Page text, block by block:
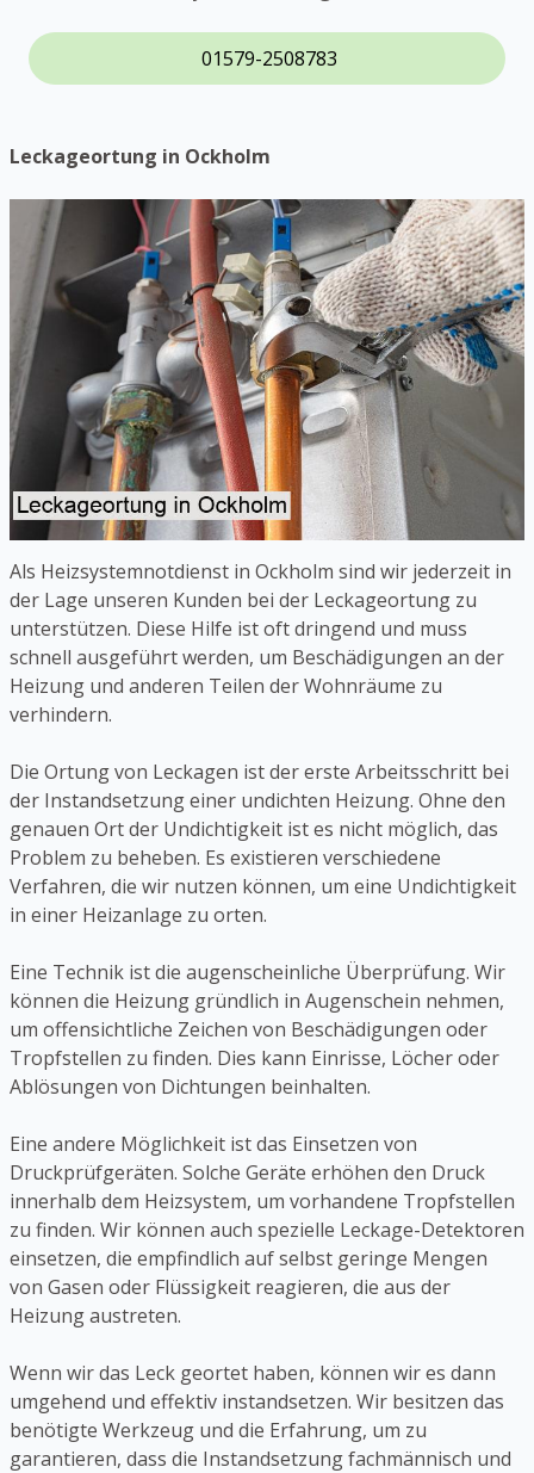
01579-2508783
Leckageortung in Ockholm
Als Heizsystemnotdienst in Ockholm sind wir jederzeit in
der Lage unseren Kunden bei der Leckageortung zu
unterstützen. Diese Hilfe ist oft dringend und muss
schnell ausgeführt werden, um Beschädigungen an der
Heizung und anderen Teilen der Wohnräume zu
verhindern.
Die Ortung von Leckagen ist der erste Arbeitsschritt bei
der Instandsetzung einer undichten Heizung. Ohne den
genauen Ort der Undichtigkeit ist es nicht möglich, das
Problem zu beheben. Es existieren verschiedene
Verfahren, die wir nutzen können, um eine Undichtigkeit
in einer Heizanlage zu orten.
Eine Technik ist die augenscheinliche Überprüfung. Wir
können die Heizung gründlich in Augenschein nehmen,
um offensichtliche Zeichen von Beschädigungen oder
Tropfstellen zu finden. Dies kann Einrisse, Löcher oder
Ablösungen von Dichtungen beinhalten.
Eine andere Möglichkeit ist das Einsetzen von
Druckprüfgeräten. Solche Geräte erhöhen den Druck
innerhalb dem Heizsystem, um vorhandene Tropfstellen
zu finden. Wir können auch spezielle Leckage-Detektoren
einsetzen, die empfindlich auf selbst geringe Mengen
von Gasen oder Flüssigkeit reagieren, die aus der
Heizung austreten.
Wenn wir das Leck geortet haben, können wir es dann
umgehend und effektiv instandsetzen. Wir besitzen das
benötigte Werkzeug und die Erfahrung, um zu
garantieren, dass die Instandsetzung fachmännisch und